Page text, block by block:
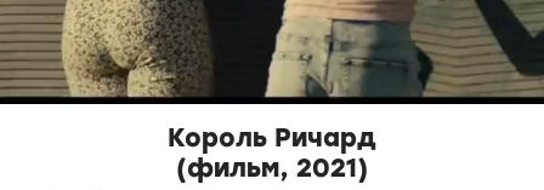
Король Ричард
(фильм, 2021)